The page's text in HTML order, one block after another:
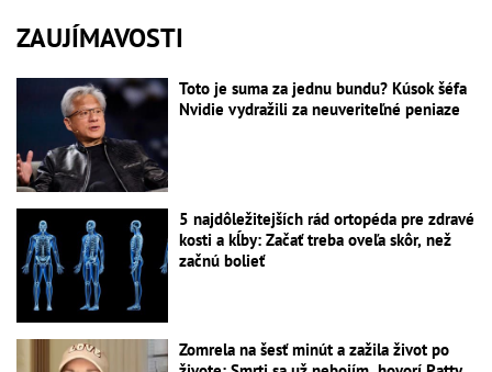
ZAUJÍMAVOSTI
Toto je suma za jednu bundu? Kúsok šéfa
Nvidie vydražili za neuveriteľné peniaze
5 najdôležitejších rád ortopéda pre zdravé
kosti a kĺby: Začať treba oveľa skôr, než
začnú bolieť
Zomrela na šesť minút a zažila život po